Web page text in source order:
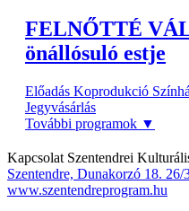
FELNŐTTÉ
önállósuló estje
Előadás Koprodukció
Jegyvásárlás
További programok ▼
Kapcsolat Szentendrei
Szentendre, Dunakorzó 18. 26/
www.szentendreprogram.hu